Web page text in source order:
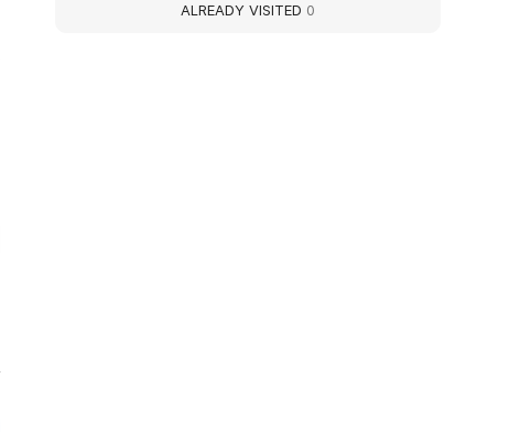
ALREADY VISITED 0